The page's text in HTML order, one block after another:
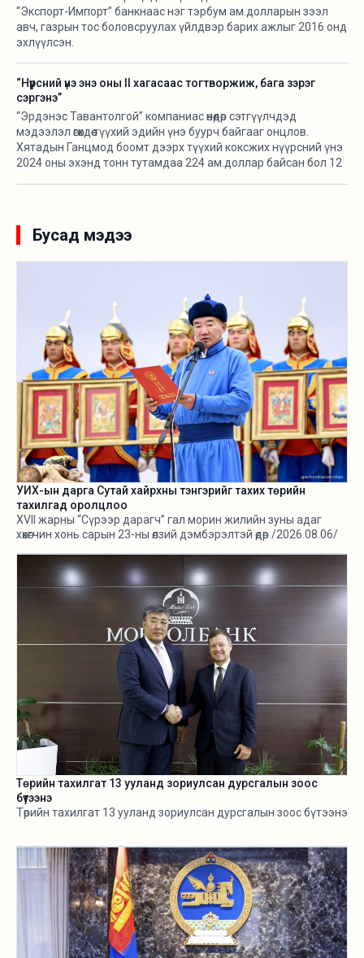
“Экспорт-Импорт” банкнаас нэг тэрбум ам.долларын зээл
авч, газрын тос боловсруулах үйлдвэр барих ажлыг 2016 онд
эхлүүлсэн.
“Нүүрсний үнэ энэ оны II хагасаас тогтворжиж, бага зэрэг
сэргэнэ”
“Эрдэнэс Тавантолгой” компаниас өнөөдөр сэтгүүлчдэд
мэдээлэл өгөхдөө түүхий эдийн үнэ буурч байгааг онцлов.
Хятадын Ганцмод боомт дээрх түүхий коксжих нүүрсний үнэ
2024 оны эхэнд тонн тутамдаа 224 ам.доллар байсан бол 12
Бусад мэдээ
УИХ-ын дарга Сутай хайрхны тэнгэрийг тахих төрийн
тахилгад оролцлоо
XVII жарны “Сүрээр дарагч” гал морин жилийн зуны адаг
хөхөгчин хонь сарын 23-ны өлзий дэмбэрэлтэй өдөр /2026.08.06/
Төрийн тахилгат 13 ууланд зориулсан дурсгалын зоос
бүтээнэ
Төрийн тахилгат 13 ууланд зориулсан дурсгалын зоос бүтээнэ